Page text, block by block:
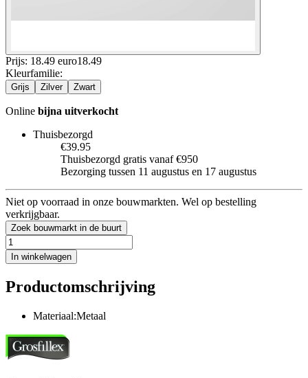
Prijs: 18.49 euro18.49
Kleurfamilie:
Grijs Zilver Zwart
Online bijna uitverkocht
Thuisbezorgd
€39.95
Thuisbezorgd gratis vanaf €950
Bezorging tussen 11 augustus en 17 augustus
Niet op voorraad in onze bouwmarkten. Wel op bestelling
verkrijgbaar.
Zoek bouwmarkt in de buurt
In winkelwagen
Productomschrijving
Materiaal:Metaal